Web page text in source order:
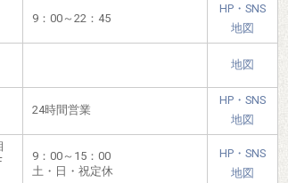
9：00～22：45
HP・SNS
地図
地図
24時間営業
HP・SNS
地図
9：00～15：00
土・日・祝定休
HP・SNS
地図